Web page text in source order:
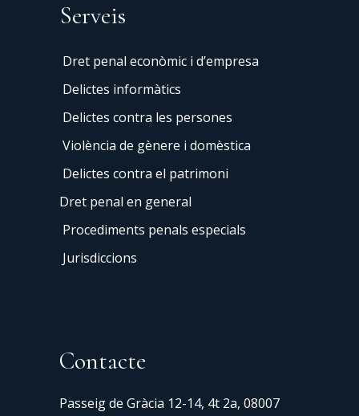
Serveis
Dret penal econòmic i d’empresa
Delictes informàtics
Delictes contra les persones
Violència de gènere i domèstica
Delictes contra el patrimoni
Dret penal en general
Procediments penals especials
Jurisdiccions
Contacte
Passeig de Gràcia 12-14, 4t 2a, 08007